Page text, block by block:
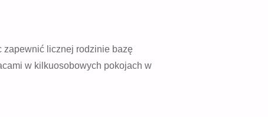
zapewnić licznej rodzinie bazę
w kilkuosobowych pokojach w